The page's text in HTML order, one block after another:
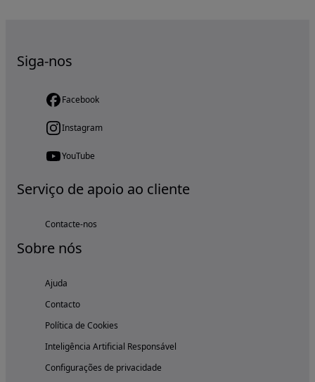
Siga-nos
Facebook
Instagram
YouTube
Serviço de apoio ao cliente
Contacte-nos
Sobre nós
Ajuda
Contacto
Política de Cookies
Inteligência Artificial Responsável
Configurações de privacidade